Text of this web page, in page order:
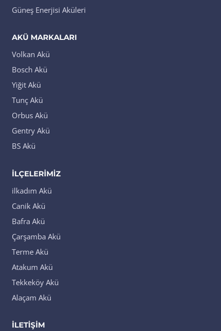
Güneş Enerjisi Aküleri
AKÜ MARKALARI
Volkan Akü
Bosch Akü
Yiğit Akü
Tunç Akü
Orbus Akü
Gentry Akü
BS Akü
İLÇELERIMIZ
ilkadım Akü
Canik Akü
Bafra Akü
Çarşamba Akü
Terme Akü
Atakum Akü
Tekkeköy Akü
Alaçam Akü
İLETIŞIM